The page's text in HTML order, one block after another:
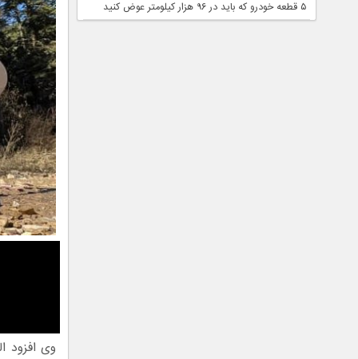
وی افزود
۵ قطعه خودرو که باید در ۹۶ هزار کیلومتر عوض کنید